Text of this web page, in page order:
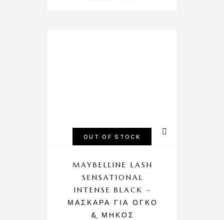
OUT OF STOCK
MAYBELLINE LASH
SENSATIONAL
INTENSE BLACK –
ΜΆΣΚΑΡΑ ΓΙΑ ΌΓΚΟ
& ΜΉΚΟΣ